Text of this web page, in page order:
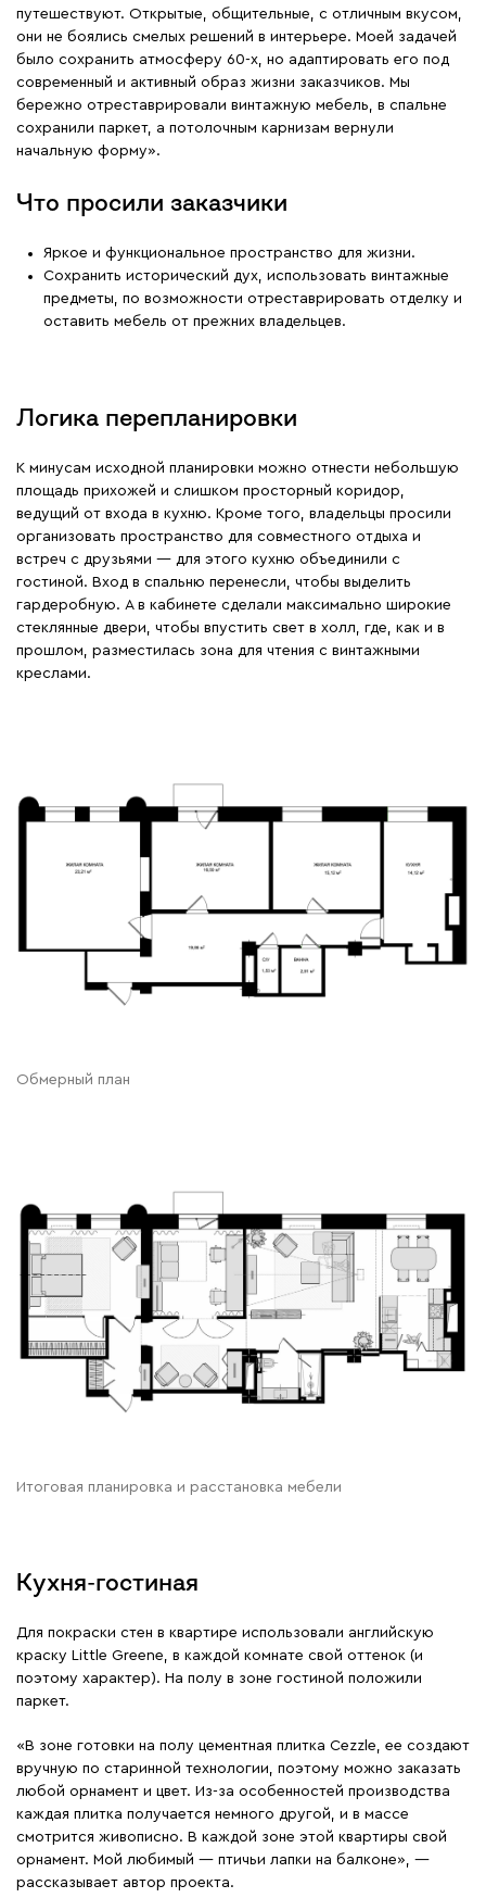
путешествуют. Открытые, общительные, с отличным вкусом,
они не боялись смелых решений в интерьере. Моей задачей
было сохранить атмосферу 60-х, но адаптировать его под
современный и активный образ жизни заказчиков. Мы
бережно отреставрировали винтажную мебель, в спальне
сохранили паркет, а потолочным карнизам вернули
начальную форму».
Что просили заказчики
Яркое и функциональное пространство для жизни.
Сохранить исторический дух, использовать винтажные
предметы, по возможности отреставрировать отделку и
оставить мебель от прежних владельцев.
Логика перепланировки
К минусам исходной планировки можно отнести небольшую
площадь прихожей и слишком просторный коридор,
ведущий от входа в кухню. Кроме того, владельцы просили
организовать пространство для совместного отдыха и
встреч с друзьями — для этого кухню объединили с
гостиной. Вход в спальню перенесли, чтобы выделить
гардеробную. А в кабинете сделали максимально широкие
стеклянные двери, чтобы впустить свет в холл, где, как и в
прошлом, разместилась зона для чтения с винтажными
креслами.
Обмерный план
Итоговая планировка и расстановка мебели
Кухня-гостиная
Для покраски стен в квартире использовали английскую
краску Little Greene, в каждой комнате свой оттенок (и
поэтому характер). На полу в зоне гостиной положили
паркет.
«В зоне готовки на полу цементная плитка Cezzle, ее создают
вручную по старинной технологии, поэтому можно заказать
любой орнамент и цвет. Из-за особенностей производства
каждая плитка получается немного другой, и в массе
смотрится живописно. В каждой зоне этой квартиры свой
орнамент. Мой любимый — птичьи лапки на балконе», —
рассказывает автор проекта.